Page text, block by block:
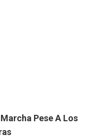
Pese A Los